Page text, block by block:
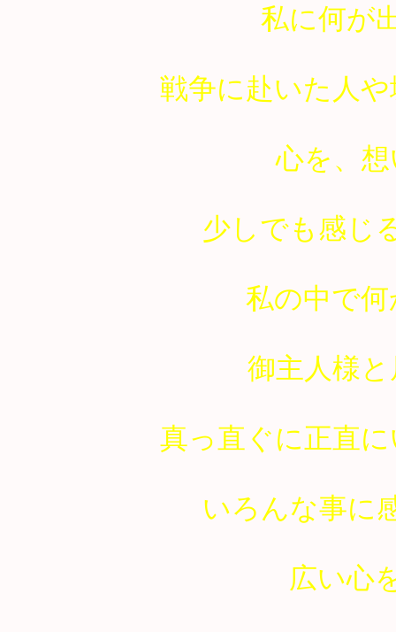
私に何が
戦争に赴いた人
心を、
少しでも感じ
私の中で
御主人様
真っ直ぐに正直
いろんな事に
広い心